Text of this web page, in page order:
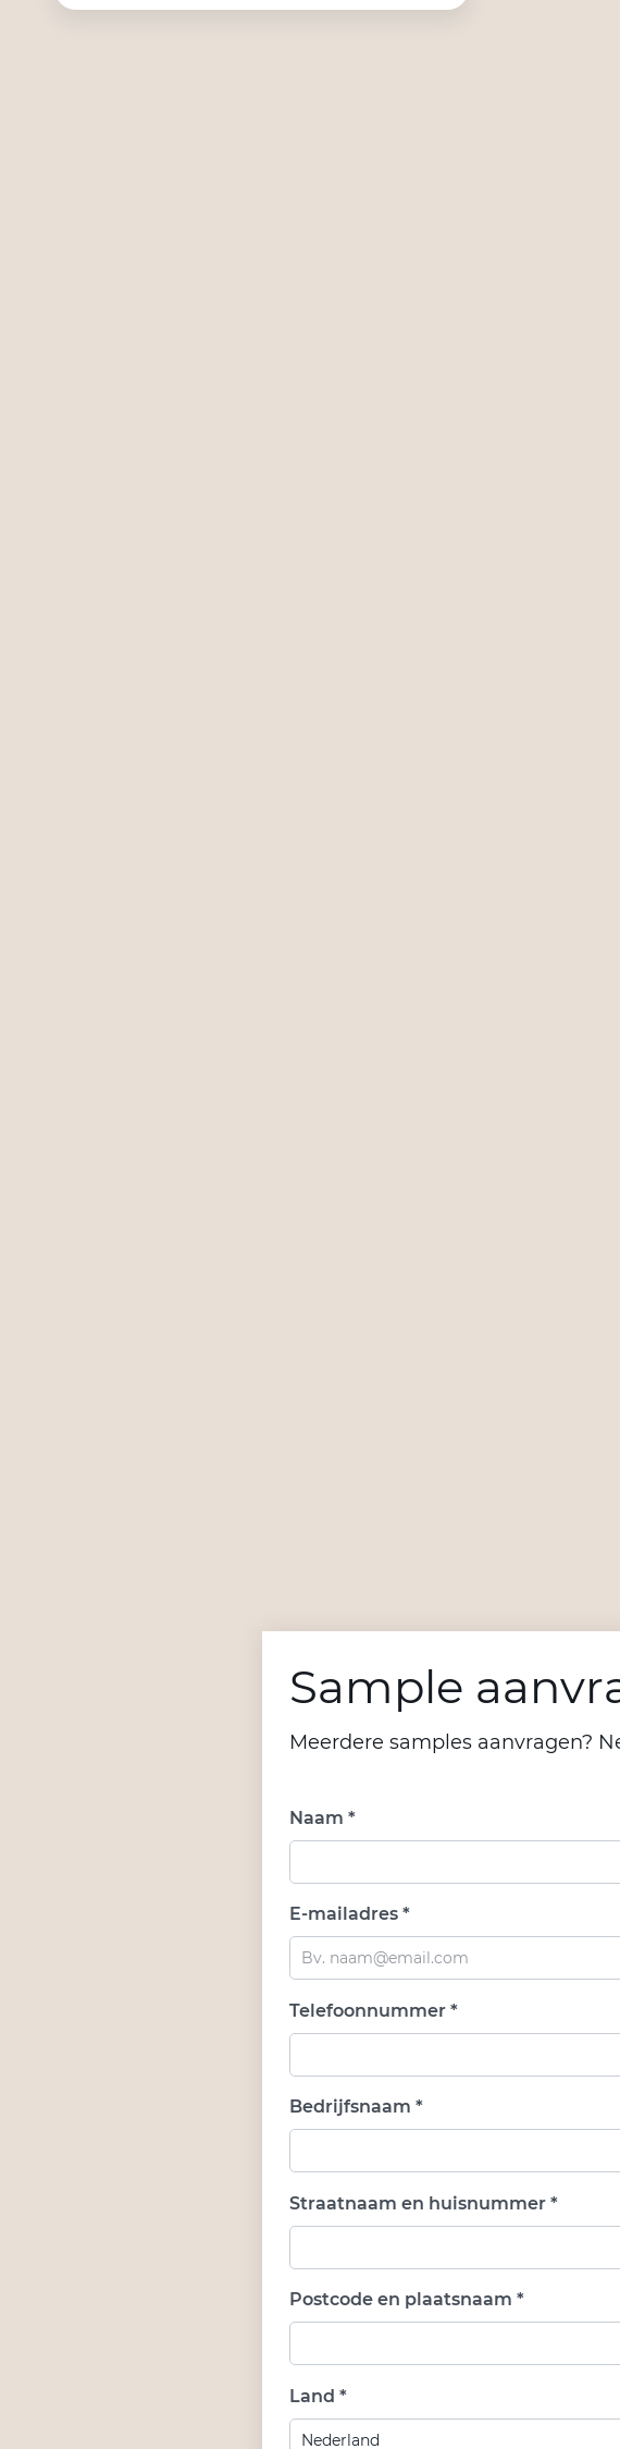
Sample
Meerdere samples aanvragen?
Naam *
E-mailadres *
Telefoonnummer *
Bedrijfsnaam *
Straatnaam en huisnummer *
Postcode en plaatsnaam *
Land *